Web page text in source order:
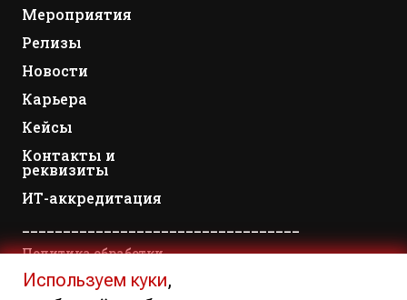
Используем куки,
Мероприятия
Релизы
Новости
Карьера
Кейсы
Контакты и
реквизиты
ИТ-аккредитация
Политика обработки
Политика обработки